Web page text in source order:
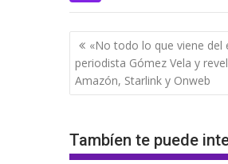
Navegación
de
entradas
«No todo lo que viene del
periodista Gómez Vela y
Amazón, Starlink y Onweb
Tambíen te puede